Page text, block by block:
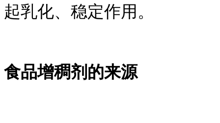
起乳化、稳定作用。
食品增稠剂的来源